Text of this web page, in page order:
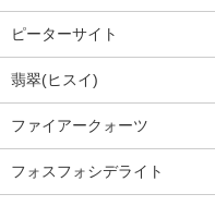
ピーターサイト
翡翠(ヒスイ)
ファイアークォーツ
フォスフォシデライト